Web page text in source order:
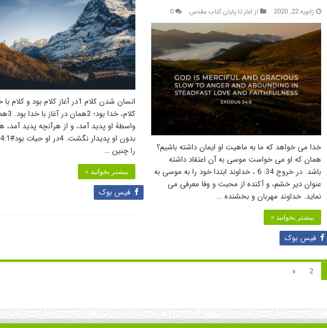
انسان شدن کلام 1در آغاز کلام بود و
کلام،
واسطۀ او پدید آمد، و از هرآنچه پدید آمد،
را چنین …
بیشتر بخوانید »
فیس بوک
ژانویه 22, 2020 از اغاز تا پایان کتاب مقدس 0
خدا می خواهد که ما به ماهیت او ایمان داشته باشیم؟
همان که او می خواست موسی به آن اعتقاد داشته
باشد. در خروج 34: 6 ، خداوند ابتدا خود را به موسی به
عنوان دیر خشم، و آکنده از محبت و وفا معرفی می
نماید. خداوند مهربان و بخشنده …
بیشتر بخوانید »
فیس بوک
2
»